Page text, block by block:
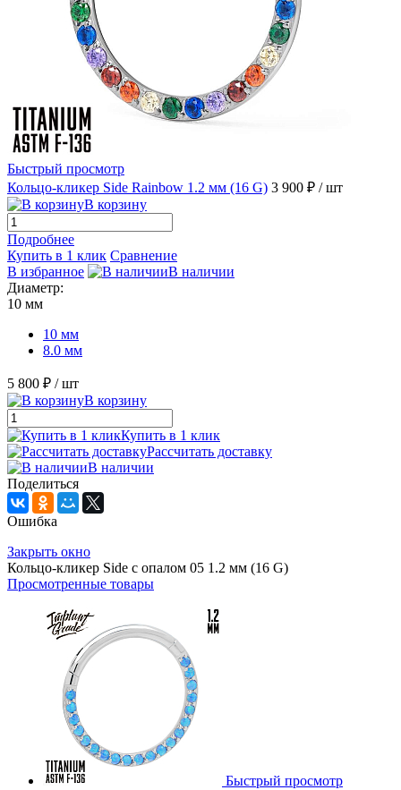
Быстрый просмотр
Кольцо-кликер Side Rainbow 1.2 мм (16 G) 3 900 ₽ / шт
В корзину
Подробнее
Купить в 1 клик Сравнение
В избранное
В наличии
Диаметр:
10 мм
10 мм
8.0 мм
5 800 ₽ / шт
В корзину
Купить в 1 клик
Рассчитать доставку
В наличии
Поделиться
Ошибка
Закрыть окно
Кольцо-кликер Side с опалом 05 1.2 мм (16 G)
Просмотренные товары
Быстрый просмотр